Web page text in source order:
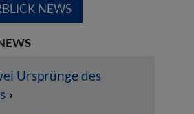
NEWS
Ursprünge des